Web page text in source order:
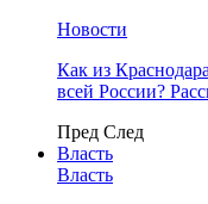
Новости
Как из
всей России?
Пред След
Власть
Власть